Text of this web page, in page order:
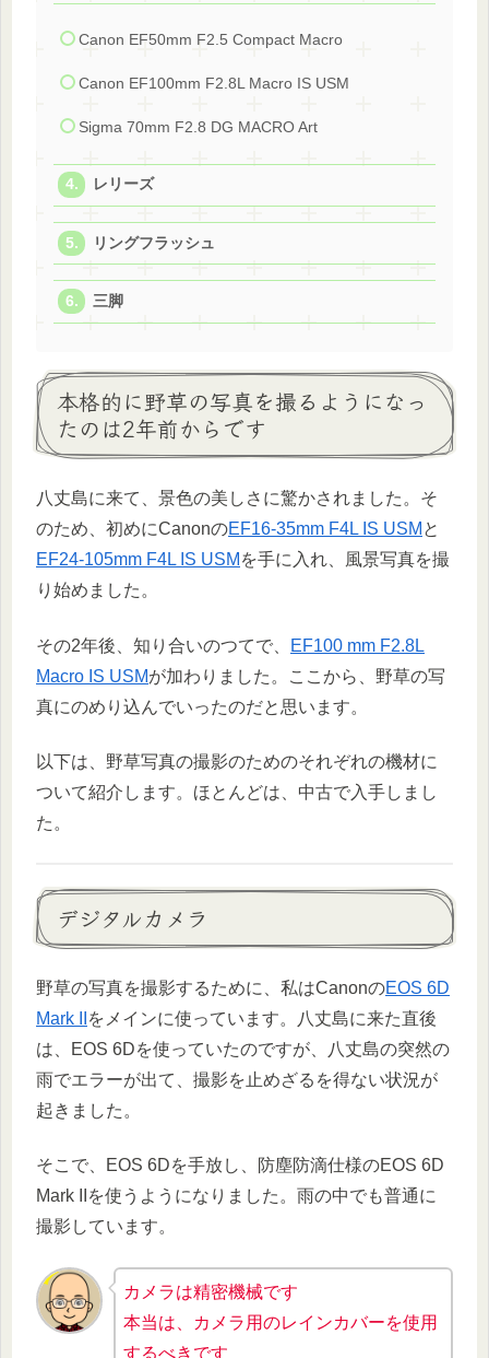
Canon EF50mm F2.5 Compact Macro
Canon EF100mm F2.8L Macro IS USM
Sigma 70mm F2.8 DG MACRO Art
レリーズ
リングフラッシュ
三脚
本格的に野草の写真を撮るようになっ
たのは2年前からです
八丈島に来て、景色の美しさに驚かされました。そ
のため、初めにCanonのEF16-35mm F4L IS USM と
EF24-105mm F4L IS USM を手に入れ、風景写真を撮
り始めました。
その2年後、知り合いのつてで、
EF100 mm F2.8L
Macro IS USMが加わりました。ここから、野草の写
真にのめり込んでいったのだと思います。
以下は、野草写真の撮影のためのそれぞれの機材に
ついて紹介します。ほとんどは、中古で入手しまし
た。
デジタルカメラ
野草の写真を撮影するために、私はCanonのEOS 6D
Mark II
をメインに使っています。八丈島に来た直後
は、EOS 6Dを使っていたのですが、八丈島の突然の
雨でエラーが出て、撮影を止めざるを得ない状況が
起きました。
そこで、EOS 6Dを手放し、防塵防滴仕様のEOS 6D
Mark IIを使うようになりました。雨の中でも普通に
撮影しています。
カメラは精密機械です
本当は、カメラ用のレインカバーを使用
するべきです